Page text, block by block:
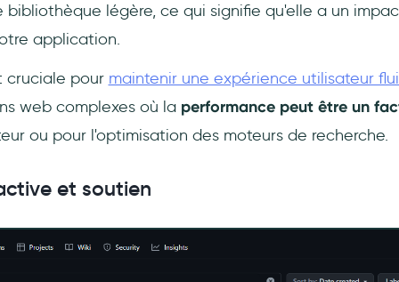
bibliothèque légère, ce qui signifie qu'elle a un
application.
pour maintenir une expérience utilisateur
web complexes où la performance peut être un
ou pour l'optimisation des moteurs de recherche.
et soutien